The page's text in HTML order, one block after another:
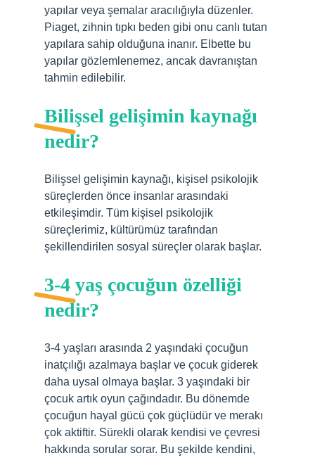
yapılar veya şemalar aracılığıyla düzenler.
Piaget, zihnin tıpkı beden gibi onu canlı tutan
yapılara sahip olduğuna inanır. Elbette bu
yapılar gözlemlenemez, ancak davranıştan
tahmin edilebilir.
Bilişsel gelişimin kaynağı
nedir?
Bilişsel gelişimin kaynağı, kişisel psikolojik
süreçlerden önce insanlar arasındaki
etkileşimdir. Tüm kişisel psikolojik
süreçlerimiz, kültürümüz tarafından
şekillendirilen sosyal süreçler olarak başlar.
3-4 yaş çocuğun özelliği
nedir?
3-4 yaşları arasında 2 yaşındaki çocuğun
inatçılığı azalmaya başlar ve çocuk giderek
daha uysal olmaya başlar. 3 yaşındaki bir
çocuk artık oyun çağındadır. Bu dönemde
çocuğun hayal gücü çok güçlüdür ve merakı
çok aktiftir. Sürekli olarak kendisi ve çevresi
hakkında sorular sorar. Bu şekilde kendini,